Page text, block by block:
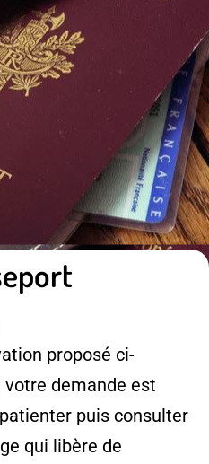
proposé ci-
demande est
puis consulter
qui libère de